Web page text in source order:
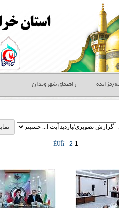
مزایده راهنمای شهروندان
1
2
ÈÚÏí